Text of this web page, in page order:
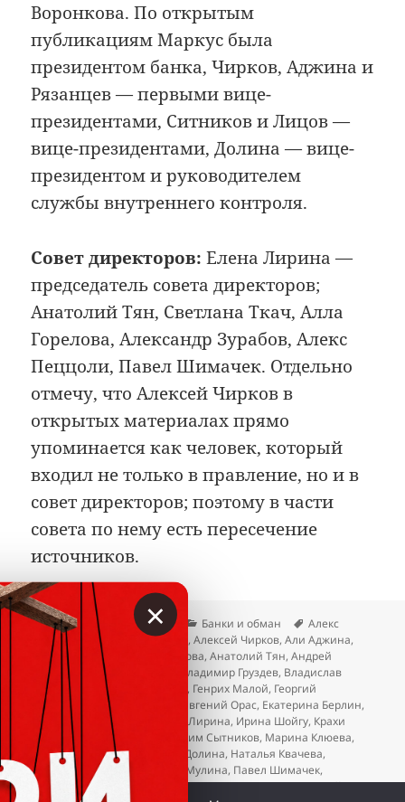
Воронкова. По открытым
публикациям Маркус была
президентом банка, Чирков, Аджина и
Рязанцев — первыми вице-
президентами, Ситников и Лицов —
вице-президентами, Долина — вице-
президентом и руководителем
службы внутреннего контроля.
Совет директоров: Елена Лирина —
председатель совета директоров;
Анатолий Тян, Светлана Ткач, Алла
Горелова, Александр Зурабов, Алекс
Пеццоли, Павел Шимачек. Отдельно
отмечу, что Алексей Чирков в
открытых материалах прямо
упоминается как человек, который
входил не только в правление, но и в
совет директоров; поэтому в части
совета по нему есть пересечение
источников.
Опубликовано
22.04.2026 Автор
Вкладер Рубрики
Банки и обман Метки
Алекс
Пеццоли
Александр Зурабов ,Алексей Чирков,Али Аджина,
Али Одей Аджин
Алла Горелова,Анатолий Тян,Андрей
Болотов
Вероника Челяби Владимир Груздев, Владислав
Резник, Владислав Ситников , Генрих Малой, Георгий
Беджамов
Дмитрий Лицов Евгений Орас, Екатерина Берлин,
Екатерина Глушакова
Елена Лирина, Ирина Шойгу, Крахи
банков
,Лариса Маркус Максим Сытников, Марина Клюева,
Наталья Бурыкина
Наталья Долина, Наталья Квачева,
Николай Чилингаров
Ольга Мулина, Павел Шимачек,
Светлана Ткач
Сергей Рязанцев,Юлия Воронкова,Юрий
×